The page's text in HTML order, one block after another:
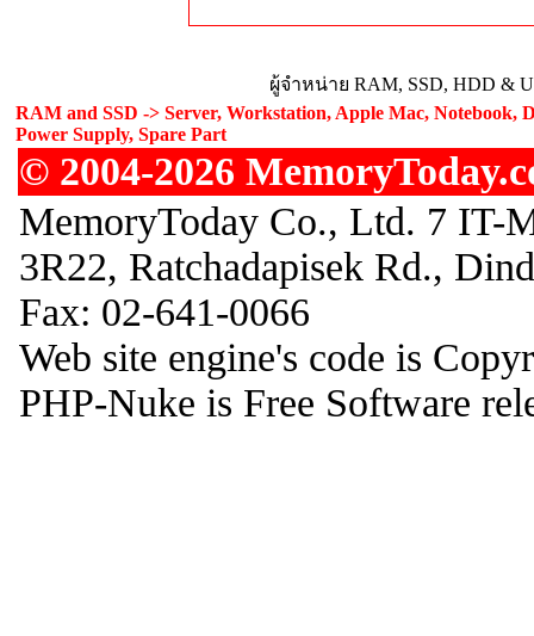
ผู้จำหน่าย RAM, SSD, HDD &
RAM and SSD -> Server, Workstation, Apple Mac, Notebook,
Power Supply, Spare Part
© 2004-2026
MemoryToday Co., Ltd. 7 IT-
3R22, Ratchadapisek Rd.,
Fax: 02-641-0066
Web site engine's code is
PHP-Nuke is Free Software